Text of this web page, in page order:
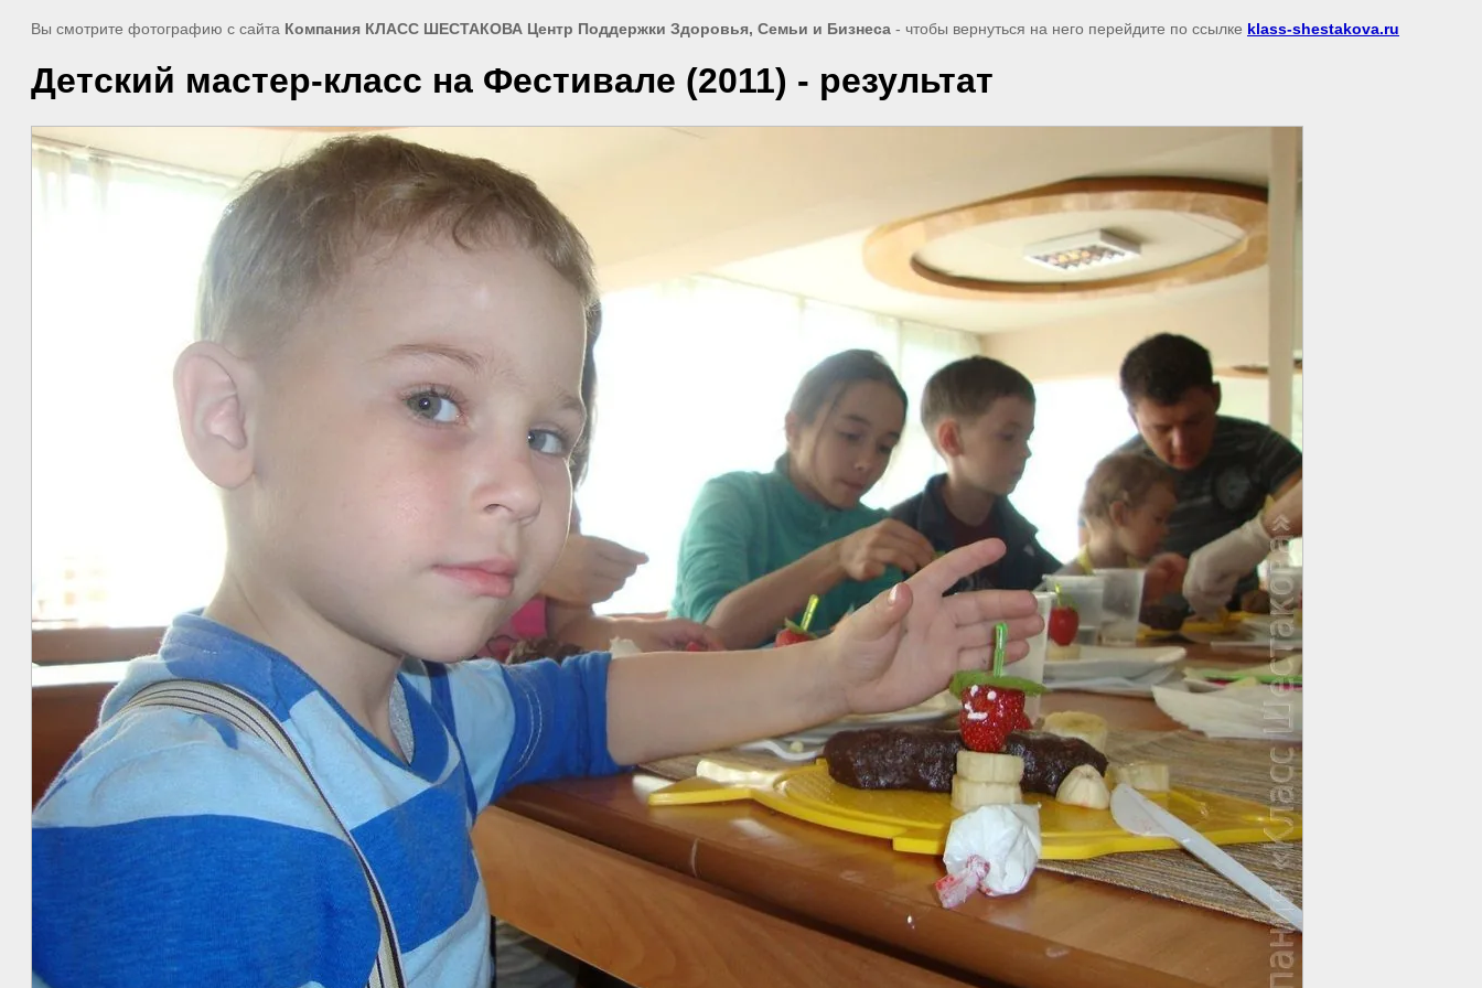
Вы смотрите фотографию с сайта Компания КЛАСС ШЕСТАКОВА Центр Поддержки Здоровья, Семьи и Бизнеса - чтобы вернуться на него перейдите по ссылке klass-shestakova.ru
Детский мастер-класс на Фестивале (2011) - результат